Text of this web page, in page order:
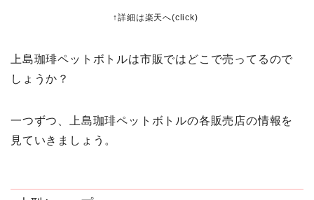
↑詳細は楽天へ(click)
上島珈琲ペットボトルは市販ではどこで売ってるので
しょうか？
一つずつ、上島珈琲ペットボトルの各販売店の情報を
見ていきましょう。